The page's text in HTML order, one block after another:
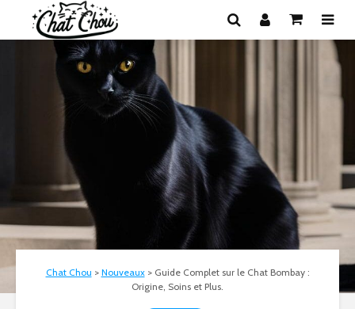
Chat Chou > Nouveaux> Guide Complet sur le Chat Bombay :
Origine, Soins et Plus.